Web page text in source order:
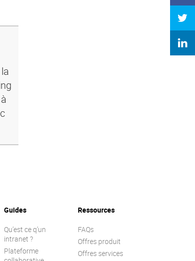
Guides
Qu’est ce q’un
intranet ?
Plateforme
Ressources
FAQs
Offres produit
Offres services